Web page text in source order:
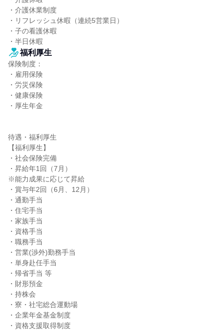
・介護休業制度
・リフレッシュ休暇（連続5営業日）
・子の看護休暇
・半日休暇
福利厚生
保険制度：
・雇用保険
・労災保険
・健康保険
・厚生年金
待遇・福利厚生
【福利厚生】
・社会保険完備
・昇給年1回（7月）
※能力成果に応じて昇給
・賞与年2回（6月、12月）
・通勤手当
・住宅手当
・家族手当
・資格手当
・職務手当
・営業(渉外)勤務手当
・単身赴任手当
・帰省手当 等
・財形預金
・持株会
・寮・社宅総合運動場
・企業年金基金制度
・資格支援取得制度